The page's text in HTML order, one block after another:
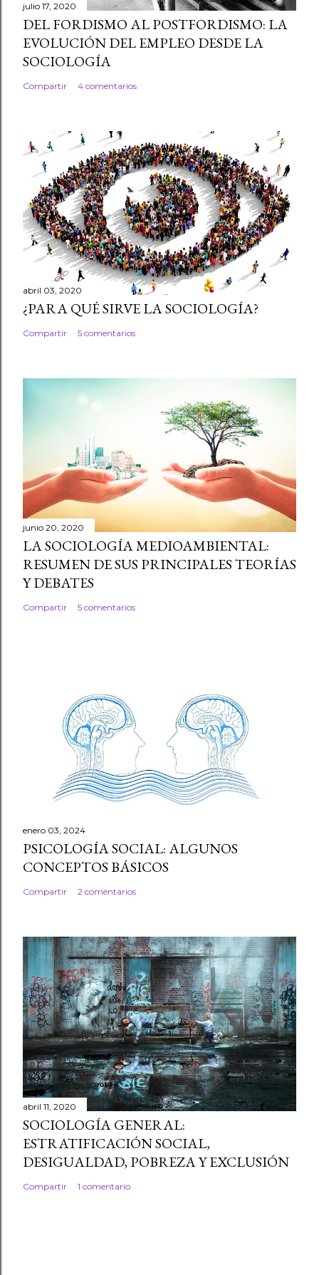
julio 17, 2020
DEL FORDISMO AL POSTFORDISMO: LA
EVOLUCIÓN DEL EMPLEO DESDE LA
SOCIOLOGÍA
Compartir 4 comentarios
abril 03, 2020
¿PARA QUÉ SIRVE LA SOCIOLOGÍA?
Compartir 5 comentarios
junio 20, 2020
LA SOCIOLOGÍA MEDIOAMBIENTAL:
RESUMEN DE SUS PRINCIPALES TEORÍAS
Y DEBATES
Compartir 5 comentarios
enero 03, 2024
PSICOLOGÍA SOCIAL: ALGUNOS
CONCEPTOS BÁSICOS
Compartir 2 comentarios
abril 11, 2020
SOCIOLOGÍA GENERAL:
ESTRATIFICACIÓN SOCIAL,
DESIGUALDAD, POBREZA Y EXCLUSIÓN
Compartir 1 comentario